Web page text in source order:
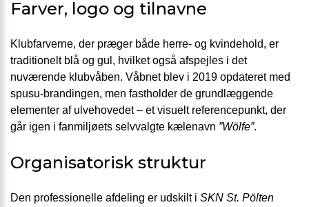
Farver, logo og tilnavne
Klubfarverne, der præger både herre- og kvindehold, er
traditionelt blå og gul, hvilket også afspejles i det
nuværende klubvåben. Våbnet blev i 2019 opdateret med
spusu-brandingen, men fastholder de grundlæggende
elementer af ulvehovedet – et visuelt referencepunkt, der
går igen i fanmiljøets selvvalgte kælenavn ”Wölfe”.
Organisatorisk struktur
Den professionelle afdeling er udskilt i SKN St. Pölten